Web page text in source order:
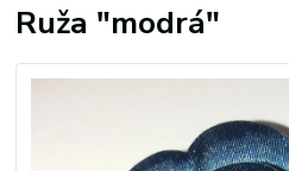
Ruža "modrá"